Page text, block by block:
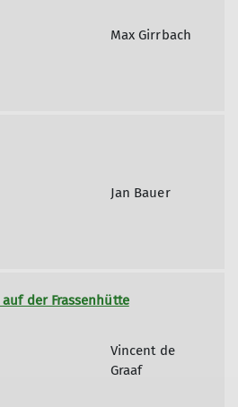
Max Girrbach
Jan Bauer
der Frassenhütte
Vincent de
Graaf